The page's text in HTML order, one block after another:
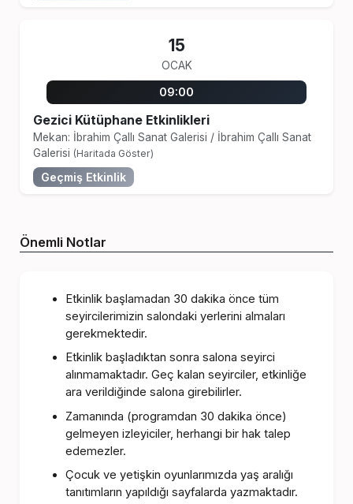
15
OCAK
09:00
Gezici Kütüphane Etkinlikleri
Mekan: İbrahim Çallı Sanat Galerisi / İbrahim Çallı Sanat
Galerisi (Haritada Göster)
Geçmiş Etkinlik
Önemli Notlar
Etkinlik başlamadan 30 dakika önce tüm
seyircilerimizin salondaki yerlerini almaları
gerekmektedir.
Etkinlik başladıktan sonra salona seyirci
alınmamaktadır. Geç kalan seyirciler, etkinliğe
ara verildiğinde salona girebilirler.
Zamanında (programdan 30 dakika önce)
gelmeyen izleyiciler, herhangi bir hak talep
edemezler.
Çocuk ve yetişkin oyunlarımızda yaş aralığı
tanıtımların yapıldığı sayfalarda yazmaktadır.